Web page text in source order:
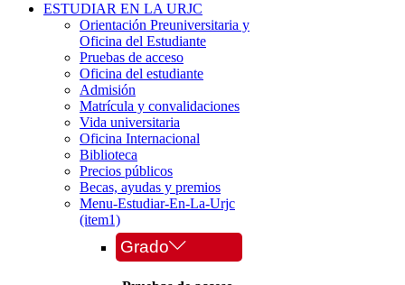
ESTUDIAR EN LA URJC
Orientación Preuniversitaria y
Oficina del Estudiante
Pruebas de acceso
Oficina del estudiante
Admisión
Matrícula y convalidaciones
Vida universitaria
Oficina Internacional
Biblioteca
Precios públicos
Becas, ayudas y premios
Menu-Estudiar-En-La-Urjc
(item1)
Grado